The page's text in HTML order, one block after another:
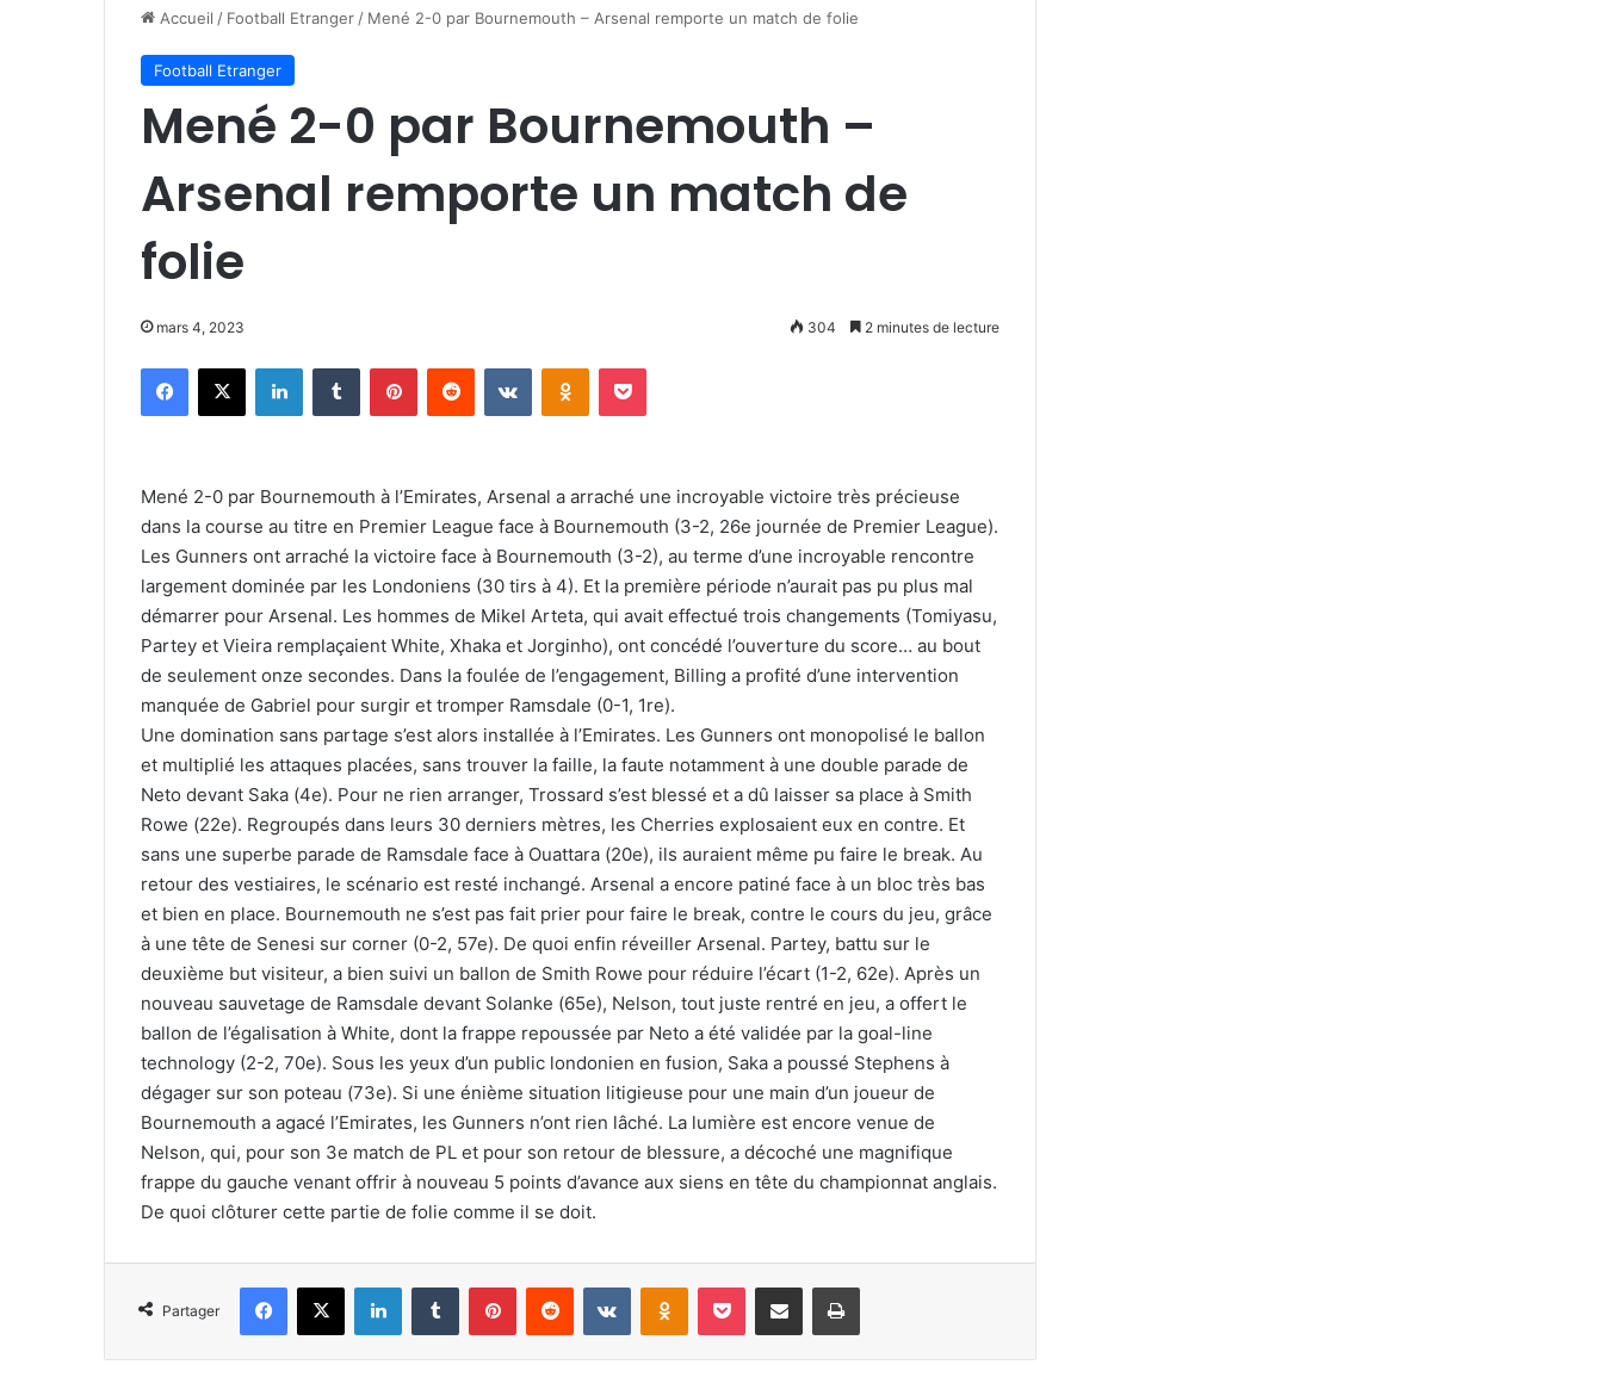
Accueil / Football Etranger / Mené 2-0 par Bournemouth – Arsenal remporte un match de folie
Football Etranger
Mené 2-0 par Bournemouth –
Arsenal remporte un match de
folie
mars 4, 2023 304 2 minutes de lecture
Facebook
X LinkedinTumblr PinterestReddit VKontakteOdnoklassniki
Pocket
Mené 2-0 par Bournemouth à l’Emirates, Arsenal a arraché une incroyable victoire très précieuse
dans la course au titre en Premier League face à Bournemouth (3-2, 26e journée de Premier League).
Les Gunners ont arraché la victoire face à Bournemouth (3-2), au terme d’une incroyable rencontre
largement dominée par les Londoniens (30 tirs à 4). Et la première période n’aurait pas pu plus mal
démarrer pour Arsenal. Les hommes de Mikel Arteta, qui avait effectué trois changements (Tomiyasu,
Partey et Vieira remplaçaient White, Xhaka et Jorginho), ont concédé l’ouverture du score… au bout
de seulement onze secondes. Dans la foulée de l’engagement, Billing a profité d’une intervention
manquée de Gabriel pour surgir et tromper Ramsdale (0-1, 1re).
Une domination sans partage s’est alors installée à l’Emirates. Les Gunners ont monopolisé le ballon
et multiplié les attaques placées, sans trouver la faille, la faute notamment à une double parade de
Neto devant Saka (4e). Pour ne rien arranger, Trossard s’est blessé et a dû laisser sa place à Smith
Rowe (22e). Regroupés dans leurs 30 derniers mètres, les Cherries explosaient eux en contre. Et
sans une superbe parade de Ramsdale face à Ouattara (20e), ils auraient même pu faire le break. Au
retour des vestiaires, le scénario est resté inchangé. Arsenal a encore patiné face à un bloc très bas
et bien en place. Bournemouth ne s’est pas fait prier pour faire le break, contre le cours du jeu, grâce
à une tête de Senesi sur corner (0-2, 57e). De quoi enfin réveiller Arsenal. Partey, battu sur le
deuxième but visiteur, a bien suivi un ballon de Smith Rowe pour réduire l’écart (1-2, 62e). Après un
nouveau sauvetage de Ramsdale devant Solanke (65e), Nelson, tout juste rentré en jeu, a offert le
ballon de l’égalisation à White, dont la frappe repoussée par Neto a été validée par la goal-line
technology (2-2, 70e). Sous les yeux d’un public londonien en fusion, Saka a poussé Stephens à
dégager sur son poteau (73e). Si une énième situation litigieuse pour une main d’un joueur de
Bournemouth a agacé l’Emirates, les Gunners n’ont rien lâché. La lumière est encore venue de
Nelson, qui, pour son 3e match de PL et pour son retour de blessure, a décoché une magnifique
frappe du gauche venant offrir à nouveau 5 points d’avance aux siens en tête du championnat anglais.
De quoi clôturer cette partie de folie comme il se doit.
Partager
Facebook
X LinkedinTumblr PinterestReddit VKontakteOdnoklassniki
Pocket Partager par email Imprimer